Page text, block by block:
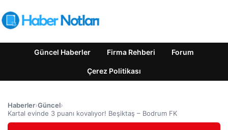
Güncel Haberler Firma Rehberi Forum
Çerez Politikası
Haberler›Güncel›
Kartal evinde 3 puanı kovalıyor! Beşiktaş – Bodrum FK